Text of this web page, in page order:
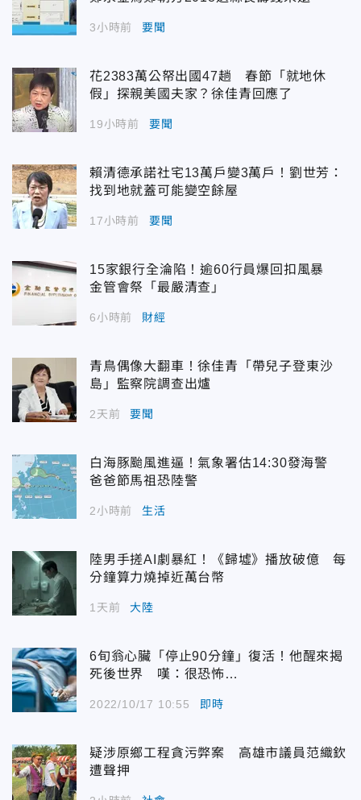
3小時前 要聞
花2383萬公帑出國47趟 春節「就地休
假」探親美國夫家？徐佳青回應了
19小時前 要聞
賴清德承諾社宅13萬戶變3萬戶！劉世芳：
找到地就蓋可能變空餘屋
17小時前 要聞
15家銀行全淪陷！逾60行員爆回扣風暴
金管會祭「最嚴清查」
6小時前 財經
青鳥偶像大翻車！徐佳青「帶兒子登東沙
島」監察院調查出爐
2天前 要聞
白海豚颱風進逼！氣象署估14:30發海警
爸爸節馬祖恐陸警
2小時前 生活
陸男手搓AI劇暴紅！《歸墟》播放破億 每
分鐘算力燒掉近萬台幣
1天前 大陸
6旬翁心臟「停止90分鐘」復活！他醒來揭
死後世界 嘆：很恐怖…
2022/10/17 10:55 即時
疑涉原鄉工程貪污弊案 高雄市議員范織欽
遭聲押